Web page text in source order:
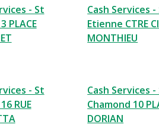
- St
PLACE
Cash Services -
Etienne CTRE
MONTHIEU
- St
RUE
Cash Services -
Chamond 10
DORIAN